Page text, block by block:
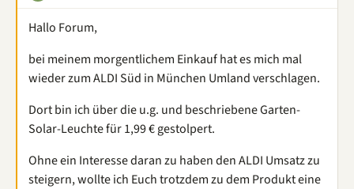
Hallo Forum,
bei meinem morgentlichem Einkauf hat es mich mal
wieder zum ALDI Süd in München Umland verschlagen.
Dort bin ich über die u.g. und beschriebene Garten-
Solar-Leuchte für 1,99 € gestolpert.
Ohne ein Interesse daran zu haben den ALDI Umsatz zu
steigern, wollte ich Euch trotzdem zu dem Produkt eine